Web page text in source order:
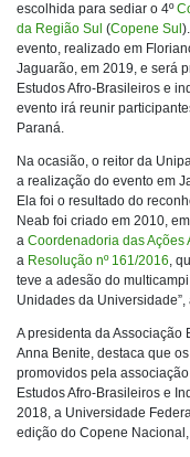
escolhida para sediar o 4º
da Região Sul (Copene Sul
evento, realizado em
Jaguarão, em 2019, e será
Estudos Afro-Brasileiros e
evento irá reunir
Paraná.
Na ocasião, o reitor da
a realização do evento em
Ela foi o resultado do
Neab foi criado em 2010,
a Coordenadoria das Ações
a Resolução nº 161/2016,
teve a adesão do
Unidades da Universidade”,
A presidenta da Associação
Anna Benite, destaca que
promovidos pela
Estudos Afro-Brasileiros e
2018, a Universidade
edição do Copene